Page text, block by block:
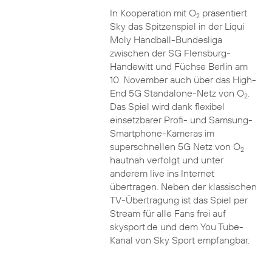
In Kooperation mit O2präsentiert
Sky das Spitzenspiel in der Liqui
Moly Handball-Bundesliga
zwischen der SG Flensburg-
Handewitt und Füchse Berlin am
10. November auch über das High-
End 5G Standalone-Netz von O2.
Das Spiel wird dank flexibel
einsetzbarer Profi- und Samsung-
Smartphone-Kameras im
superschnellen 5G Netz von O2
hautnah verfolgt und unter
anderem live ins Internet
übertragen. Neben der klassischen
TV-Übertragung ist das Spiel per
Stream für alle Fans frei auf
skysport.de und dem You Tube-
Kanal von Sky Sport empfangbar.